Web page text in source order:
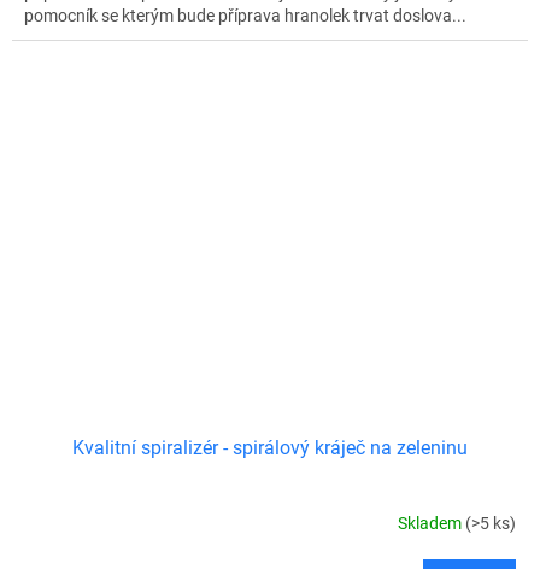
pomocník se kterým bude příprava hranolek trvat doslova...
Kvalitní spiralizér - spirálový kráječ na zeleninu
Skladem (>5 ks)